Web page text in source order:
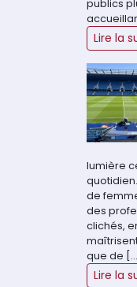
publics
Lire la
lumière
de
des
clichés,
que de […]
Lire la